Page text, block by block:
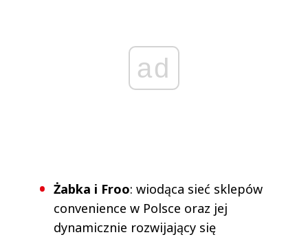
ad
Żabka i Froo: wiodąca sieć sklepów
convenience w Polsce oraz jej
dynamicznie rozwijający się